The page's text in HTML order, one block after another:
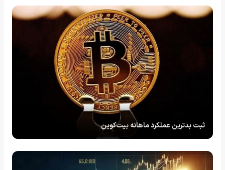
ثبت بدترین عملکرد ماهانه بیت‌کوین